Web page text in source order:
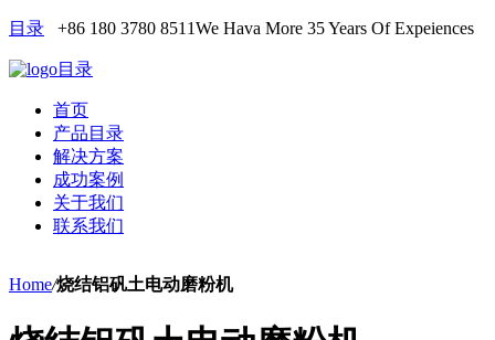
目录 +86 180 3780 8511We Hava More 35 Years Of Expeiences
目录
首页
产品目录
解决方案
成功案例
关于我们
联系我们
Home/烧结铝矾土电动磨粉机